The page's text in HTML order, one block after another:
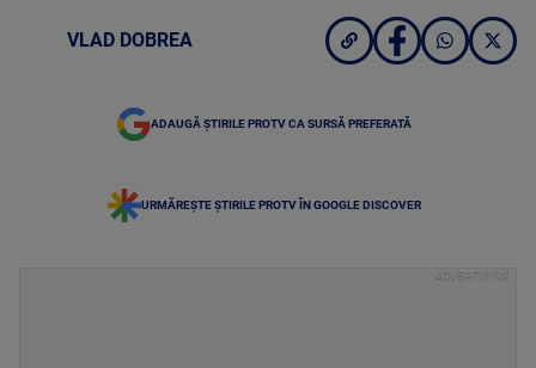
VLAD DOBREA
ADAUGĂ ȘTIRILE PROTV CA SURSĂ PREFERATĂ
URMĂREȘTE ȘTIRILE PROTV ÎN GOOGLE DISCOVER